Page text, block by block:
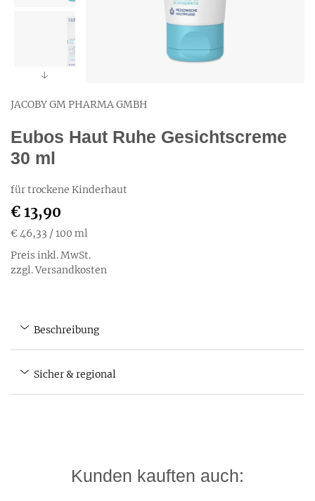
JACOBY GM PHARMA GMBH
Eubos Haut Ruhe Gesichtscreme
30 ml
für trockene Kinderhaut
€ 13,90
€ 46,33 / 100 ml
Preis inkl. MwSt.
zzgl. Versandkosten
Beschreibung
Sicher & regional
Kunden kauften auch: